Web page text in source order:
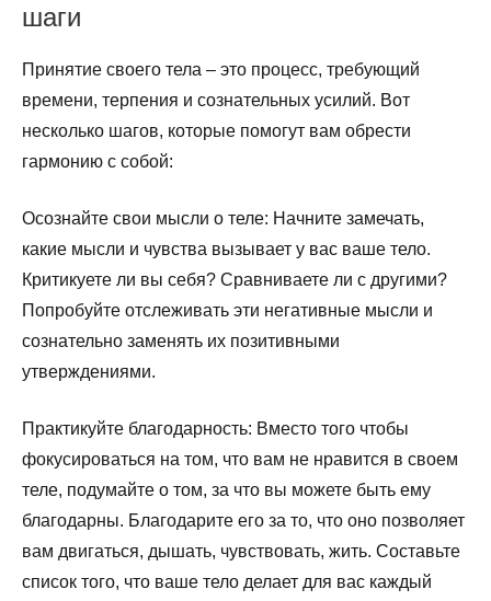
шаги
Принятие своего тела – это процесс, требующий
времени, терпения и сознательных усилий. Вот
несколько шагов, которые помогут вам обрести
гармонию с собой:
Осознайте свои мысли о теле: Начните замечать,
какие мысли и чувства вызывает у вас ваше тело.
Критикуете ли вы себя? Сравниваете ли с другими?
Попробуйте отслеживать эти негативные мысли и
сознательно заменять их позитивными
утверждениями.
Практикуйте благодарность: Вместо того чтобы
фокусироваться на том, что вам не нравится в своем
теле, подумайте о том, за что вы можете быть ему
благодарны. Благодарите его за то, что оно позволяет
вам двигаться, дышать, чувствовать, жить. Составьте
список того, что ваше тело делает для вас каждый